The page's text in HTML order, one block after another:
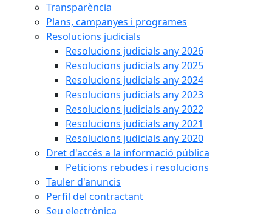
Transparència
Plans, campanyes i programes
Resolucions judicials
Resolucions judicials any 2026
Resolucions judicials any 2025
Resolucions judicials any 2024
Resolucions judicials any 2023
Resolucions judicials any 2022
Resolucions judicials any 2021
Resolucions judicials any 2020
Dret d'accés a la informació pública
Peticions rebudes i resolucions
Tauler d'anuncis
Perfil del contractant
Seu electrònica